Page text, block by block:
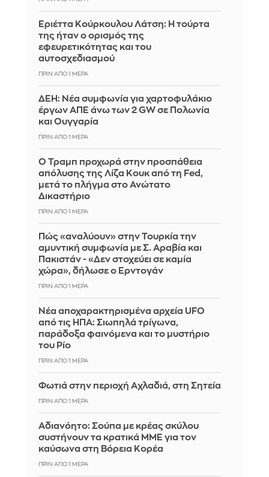
Εριέττα Κούρκουλου Λάτση: Η τούρτα
της ήταν ο ορισμός της
εφευρετικότητας και του
αυτοσχεδιασμού
ΠΡΙΝ ΑΠΌ 1 ΜΈΡΑ
ΔΕΗ: Νέα συμφωνία για χαρτοφυλάκιο
έργων ΑΠΕ άνω των 2 GW σε Πολωνία
και Ουγγαρία
ΠΡΙΝ ΑΠΌ 1 ΜΈΡΑ
Ο Τραμπ προχωρά στην προσπάθεια
απόλυσης της Λίζα Κουκ από τη Fed,
μετά το πλήγμα στο Ανώτατο
Δικαστήριο
ΠΡΙΝ ΑΠΌ 1 ΜΈΡΑ
Πώς «αναλύουν» στην Τουρκία την
αμυντική συμφωνία με Σ. Αραβία και
Πακιστάν - «Δεν στοχεύει σε καμία
χώρα», δήλωσε ο Ερντογάν
ΠΡΙΝ ΑΠΌ 1 ΜΈΡΑ
Νέα αποχαρακτηρισμένα αρχεία UFO
από τις ΗΠΑ: Σιωπηλά τρίγωνα,
παράδοξα φαινόμενα και το μυστήριο
του Ρίο
ΠΡΙΝ ΑΠΌ 1 ΜΈΡΑ
Φωτιά στην περιοχή Αχλαδιά, στη Σητεία
ΠΡΙΝ ΑΠΌ 1 ΜΈΡΑ
Αδιανόητο: Σούπα με κρέας σκύλου
συστήνουν τα κρατικά ΜΜΕ για τον
καύσωνα στη Βόρεια Κορέα
ΠΡΙΝ ΑΠΌ 1 ΜΈΡΑ